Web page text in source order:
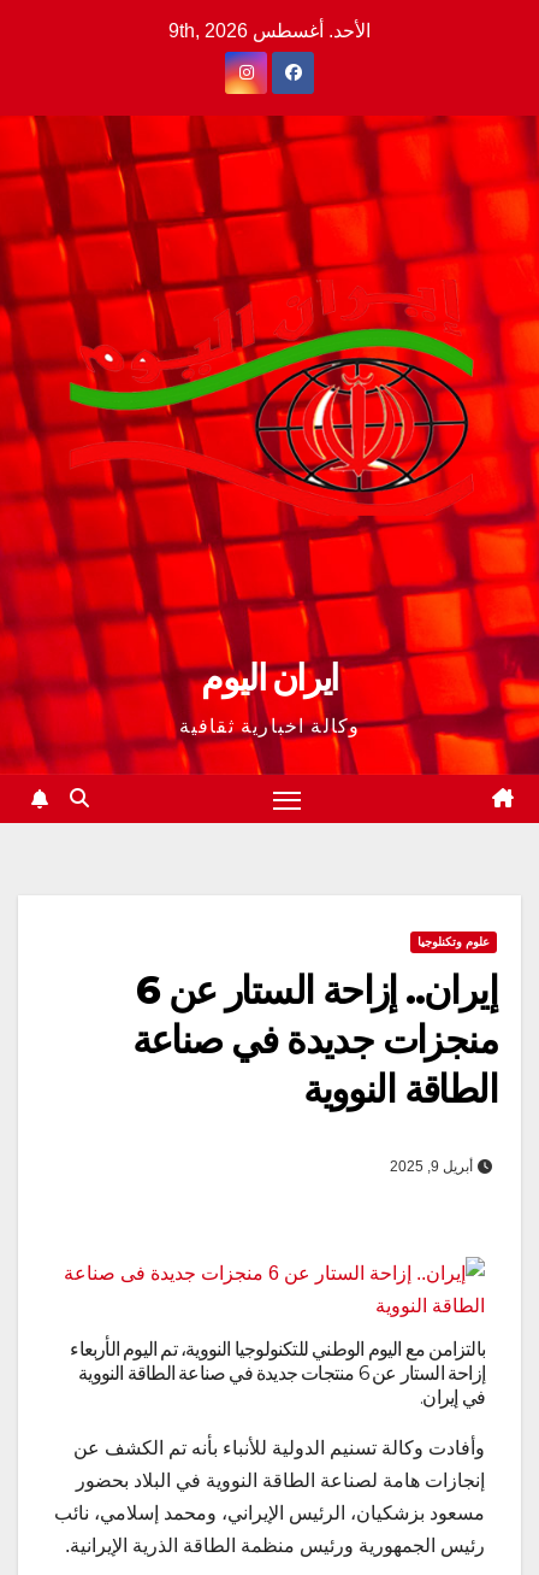
الأحد. أغسطس 9th, 2026
ايران اليوم
وكالة اخبارية ثقافية
علوم وتكنلوجيا
إيران.. إزاحة الستار عن 6
منجزات جديدة في صناعة
الطاقة النووية
أبريل 9, 2025
بالتزامن مع اليوم الوطني للتكنولوجيا النووية، تم اليوم الأربعاء
إزاحة الستار عن 6 منتجات جديدة في صناعة الطاقة النووية
في إيران.
وأفادت وكالة تسنيم الدولية للأنباء بأنه تم الكشف عن
إنجازات هامة لصناعة الطاقة النووية في البلاد بحضور
مسعود بزشكيان، الرئيس الإيراني، ومحمد إسلامي، نائب
رئيس الجمهورية ورئيس منظمة الطاقة الذرية الإيرانية.